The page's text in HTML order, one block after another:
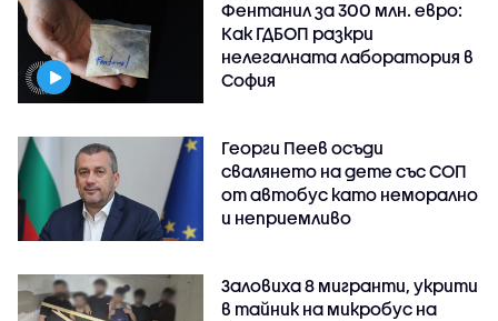
Фентанил за 300 млн. евро:
Как ГДБОП разкри
нелегалната лаборатория в
София
Георги Пеев осъди
свалянето на дете със СОП
от автобус като неморално
и неприемливо
Заловиха 8 мигранти, укрити
в тайник на микробус на